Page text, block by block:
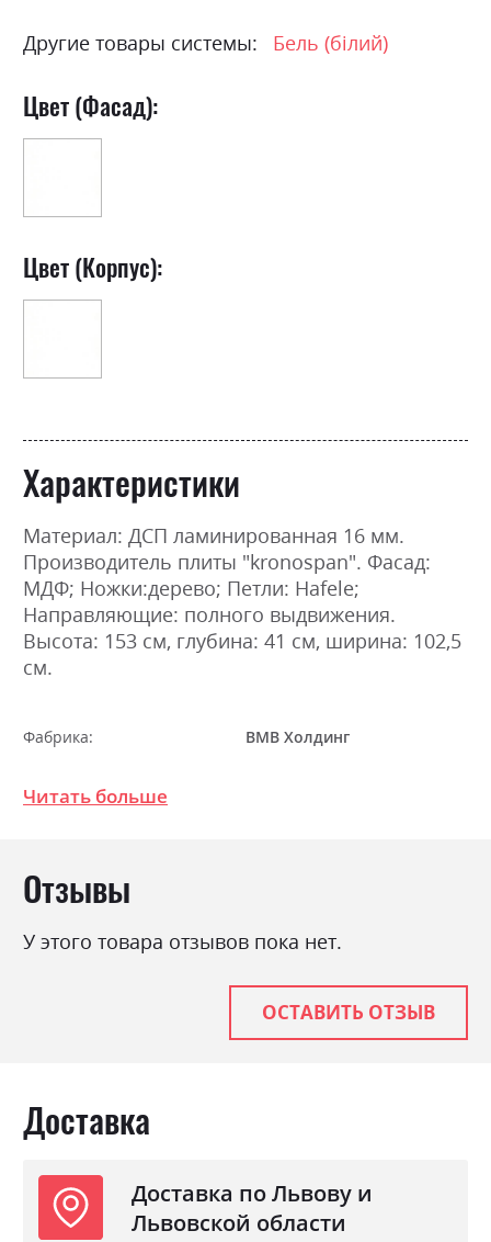
Другие товары системы: Бель (білий)
Цвет (Фасад):
Цвет (Корпус):
Характеристики
Материал: ДСП ламинированная 16 мм.
Производитель плиты "kronospan". Фасад:
МДФ; Ножки:дерево; Петли: Hafele;
Направляющие: полного выдвижения.
Высота: 153 см, глубина: 41 см, ширина: 102,5
см.
Фабрика:
ВМВ Холдинг
Цвет (Корпус):
Стиль
Читать больше
Отзывы
У этого товара отзывов пока нет.
ОСТАВИТЬ ОТЗЫВ
Доставка
Доставка по Львову и
Львовской области